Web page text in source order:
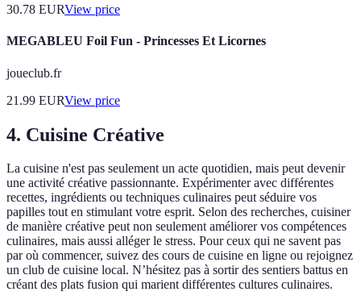
30.78 EURView price
MEGABLEU Foil Fun - Princesses Et Licornes
joueclub.fr
21.99 EURView price
4. Cuisine Créative
La cuisine n'est pas seulement un acte quotidien, mais peut devenir
une activité créative passionnante. Expérimenter avec différentes
recettes, ingrédients ou techniques culinaires peut séduire vos
papilles tout en stimulant votre esprit. Selon des recherches, cuisiner
de manière créative peut non seulement améliorer vos compétences
culinaires, mais aussi alléger le stress. Pour ceux qui ne savent pas
par où commencer, suivez des cours de cuisine en ligne ou rejoignez
un club de cuisine local. N’hésitez pas à sortir des sentiers battus en
créant des plats fusion qui marient différentes cultures culinaires.